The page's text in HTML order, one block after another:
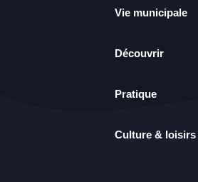
Vie municipale
Découvrir
Pratique
Culture & loisirs